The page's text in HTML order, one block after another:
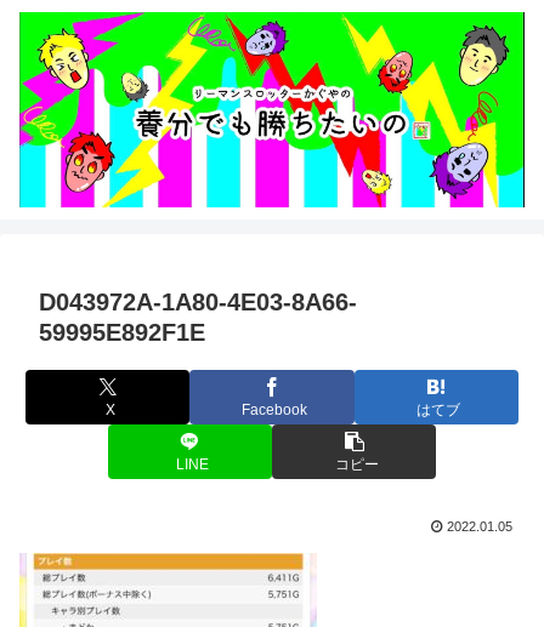
D043972A-1A80-4E03-8A66-
59995E892F1E
X Facebook はてブ
LINE コピー
2022.01.05